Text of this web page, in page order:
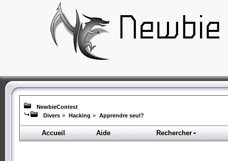
NewbieContest
Divers » Hacking » Apprendre seul?
Accueil Aide Rechercher